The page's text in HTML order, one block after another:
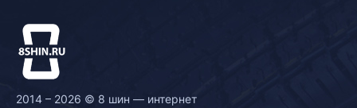
2014 – 2026 © 8 шин — интернет